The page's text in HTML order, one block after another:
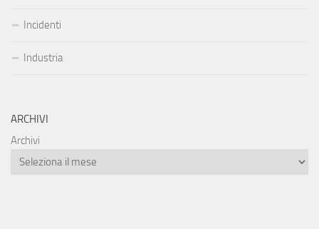
Incidenti
Industria
ARCHIVI
Archivi